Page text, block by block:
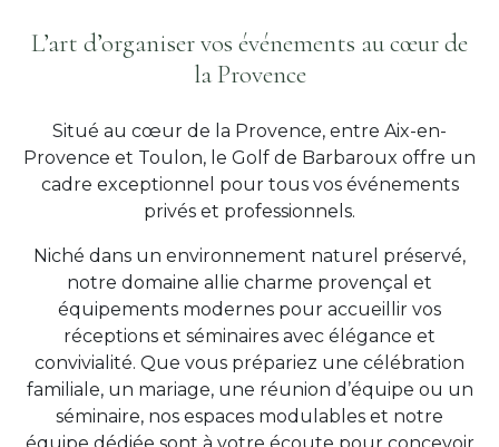
L’art d’organiser vos événements au cœur de
la Provence
Situé au cœur de la Provence, entre Aix-en-
Provence et Toulon, le Golf de Barbaroux offre un
cadre exceptionnel pour tous vos événements
privés et professionnels.
Niché dans un environnement naturel préservé,
notre domaine allie charme provençal et
équipements modernes pour accueillir vos
réceptions et séminaires avec élégance et
convivialité. Que vous prépariez une célébration
familiale, un mariage, une réunion d’équipe ou un
séminaire, nos espaces modulables et notre
équipe dédiée sont à votre écoute pour concevoir